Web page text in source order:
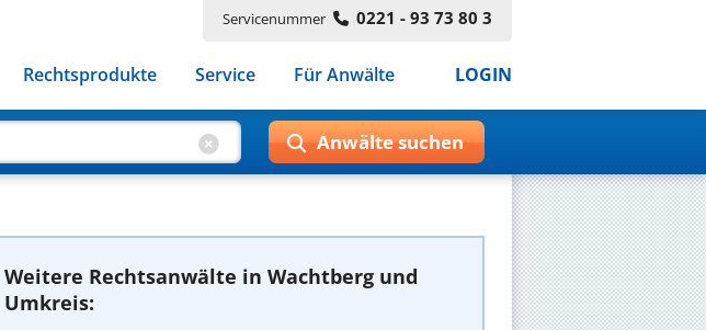
Servicenummer 0221 - 93 73 80 3
Rechtsprodukte Service Für Anwälte LOGIN
Weitere Rechtsanwälte in Wachtberg und
Umkreis: